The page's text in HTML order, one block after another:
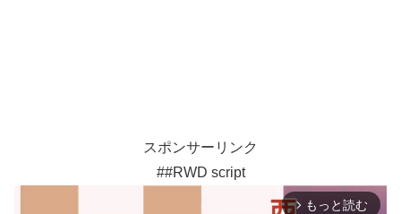
スポンサーリンク
##RWD script
arrow_forward_ios もっと読む